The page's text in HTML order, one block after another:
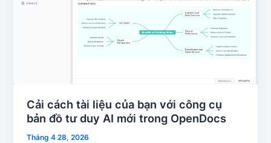
Cải cách tài liệu của bạn với công cụ
bản đồ tư duy AI mới trong OpenDocs
Tháng 4 28, 2026